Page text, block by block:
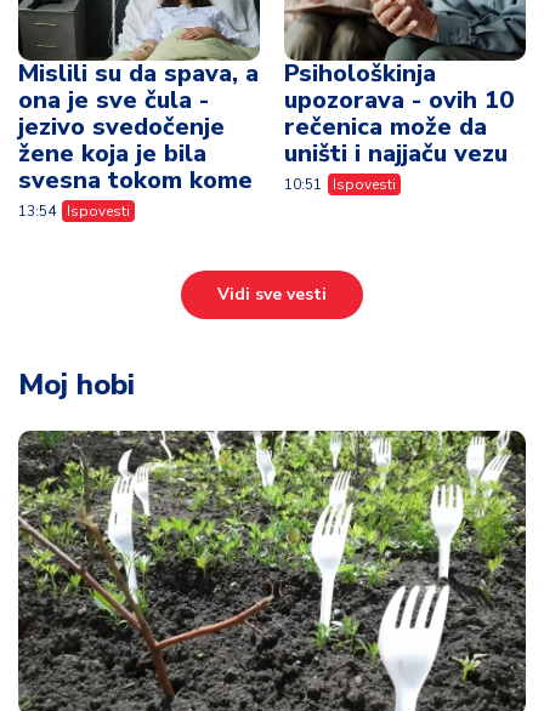
Mislili su da spava, a
ona je sve čula -
jezivo svedočenje
žene koja je bila
svesna tokom kome
13:54 Ispovesti
Psihološkinja
upozorava - ovih 10
rečenica može da
uništi i najjaču vezu
10:51 Ispovesti
Vidi sve vesti
Moj hobi